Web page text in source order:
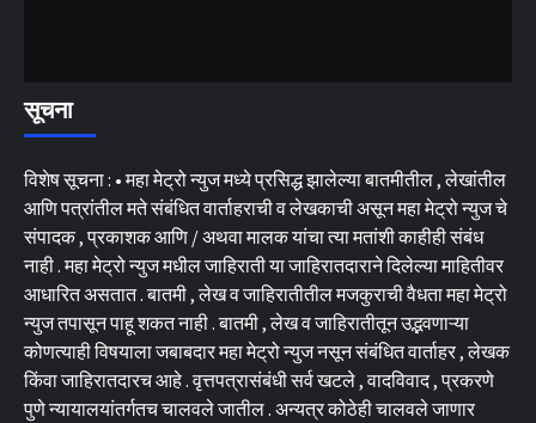
सूचना
विशेष सूचना : • महा मेट्रो न्युज मध्ये प्रसिद्ध झालेल्या बातमीतील , लेखांतील
आणि पत्रांतील मते संबंधित वार्ताहराची व लेखकाची असून महा मेट्रो न्युज चे
संपादक , प्रकाशक आणि / अथवा मालक यांचा त्या मतांशी काहीही संबंध
नाही . महा मेट्रो न्युज मधील जाहिराती या जाहिरातदाराने दिलेल्या माहितीवर
आधारित असतात . बातमी , लेख व जाहिरातीतील मजकुराची वैधता महा मेट्रो
न्युज तपासून पाहू शकत नाही . बातमी , लेख व जाहिरातीतून उद्भवणाऱ्या
कोणत्याही विषयाला जबाबदार महा मेट्रो न्युज नसून संबंधित वार्ताहर , लेखक
किंवा जाहिरातदारच आहे . वृत्तपत्रासंबंधी सर्व खटले , वादविवाद , प्रकरणे
पुणे न्यायालयांतर्गतच चालवले जातील . अन्यत्र कोठेही चालवले जाणार